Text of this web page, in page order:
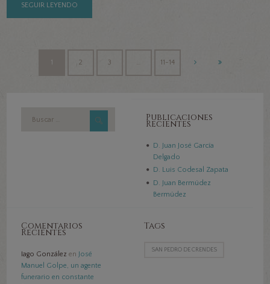
SEGUIR LEYENDO
1 2 3 11-14
Publicaciones
Recientes
D. Juan José García
Delgado
D. Luis Codesal Zapata
D. Juan Bermúdez
Bermúdez
Comentarios
Recientes
Iago González en
José
Manuel Golpe, un agente
funerario en constante
Tags
SAN PEDRO DE CRENDES